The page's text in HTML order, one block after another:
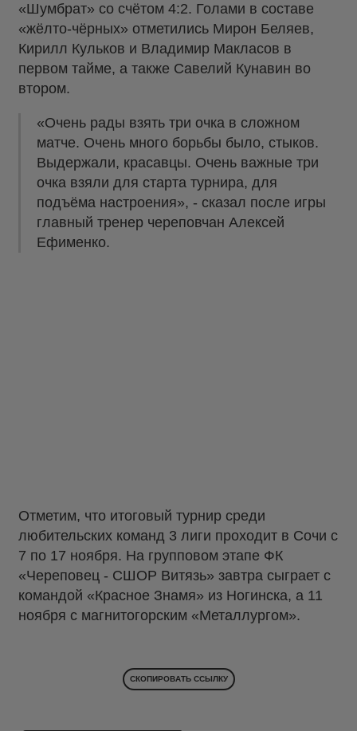
«Шумбрат» со счётом 4:2. Голами в составе
«жёлто-чёрных» отметились Мирон Беляев,
Кирилл Кульков и Владимир Макласов в
первом тайме, а также Савелий Кунавин во
втором.
«Очень рады взять три очка в сложном
матче. Очень много борьбы было, стыков.
Выдержали, красавцы. Очень важные три
очка взяли для старта турнира, для
подъёма настроения», - сказал после игры
главный тренер череповчан Алексей
Ефименко.
Отметим, что итоговый турнир среди
любительских команд 3 лиги проходит в Сочи с
7 по 17 ноября. На групповом этапе ФК
«Череповец - СШОР Витязь» завтра сыграет с
командой «Красное Знамя» из Ногинска, а 11
ноября с магнитогорским «Металлургом».
СКОПИРОВАТЬ ССЫЛКУ